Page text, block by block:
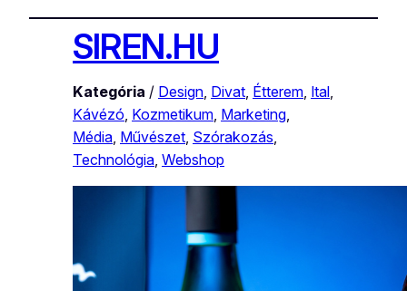
SIREN.HU
Kategória / Design Divat Étterem Ital
Kávézó Kozmetikum Marketing
Média Művészet Szórakozás
Technológia Webshop